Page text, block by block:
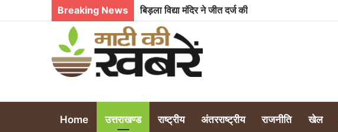
Breaking News नैनीताल में लगातार बिजली कटौती से व्यापारी और जनता
Home उत्तराखण्ड राष्ट्रीय अंतरराष्ट्रीय राजनीति खेल